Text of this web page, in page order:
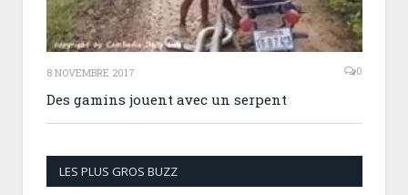
8 NOVEMBRE 2017 0
Des gamins jouent avec un serpent
LES PLUS GROS BUZZ